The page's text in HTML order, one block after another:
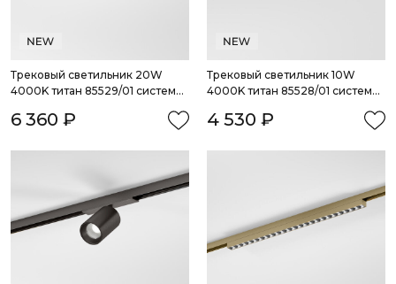
Трековый светильник 20W
4000K титан 85529/01 система
6 360 ₽
Трековый светильник 10W
4000K титан 85528/01 система
4 530 ₽